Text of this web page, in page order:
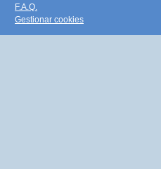
F.A.Q.
Gestionar cookies